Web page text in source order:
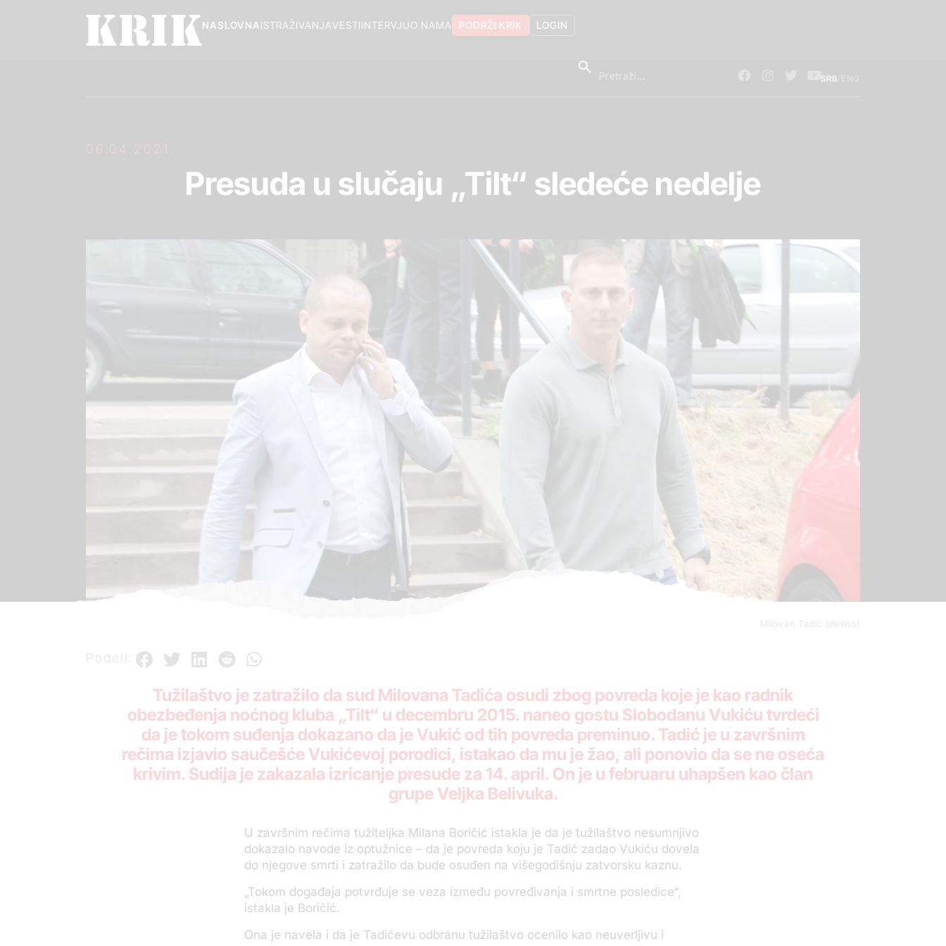
LOGIN
PODRŽI KRIK
O NAMA
INTERVJU
VESTI
ISTRAŽIVANJA
NASLOVNA
SRB
06.04.2021.
Presuda u slučaju „Tilt“ sledeće nedelje
Milovan Tadić (desno)
Podeli:
Tužilaštvo je zatražilo da sud Milovana Tadića osudi zbog povreda koje je kao radnik
obezbeđenja noćnog kluba „Tilt“ u decembru 2015. naneo gostu Slobodanu Vukiću tvrdeći
da je tokom suđenja dokazano da je Vukić od tih povreda preminuo. Tadić je u završnim
rečima izjavio saučešće Vukićevoj porodici, istakao da mu je žao, ali ponovio da se ne oseća
krivim. Sudija je zakazala izricanje presude za 14. april. On je u februaru uhapšen kao član
grupe Veljka Belivuka.
U završnim rečima tužiteljka Milana Boričić istakla je da je tužilaštvo nesumnjivo
dokazalo navode iz optužnice – da je povreda koju je Tadić zadao Vukiću dovela
do njegove smrti i zatražilo da bude osuđen na višegodišnju zatvorsku kaznu.
„Tokom događaja potvrđuje se veza između povređivanja i smrtne posledice“,
istakla je Boričić.
Ona je navela i da je Tadićevu odbranu tužilaštvo ocenilo kao neuverljivu i